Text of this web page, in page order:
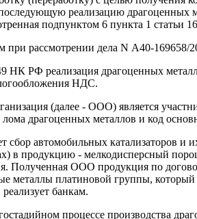
последующую реализацию
подпунктом 6 пункта 1 статьи
при рассмотрении дела N А40-
НК РФ реализация драгоценных
НДС.
(далее - ООО) является
драгоценных металлов и код
автомобильных катализаторов и
в продукцию - мелкодисперсный
Полученная ООО продукция по
металлы платиновой группы,
банкам.
процессе производства